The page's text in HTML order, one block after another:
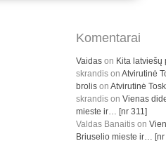
Komentarai
Vaidas on Kita latviešų
skrandis onAtvirutinė
brolis onAtvirutinė
skrandis onVienas
mieste ir… [nr 311]
Valdas Banaitis on
Briuselio mieste ir… [nr